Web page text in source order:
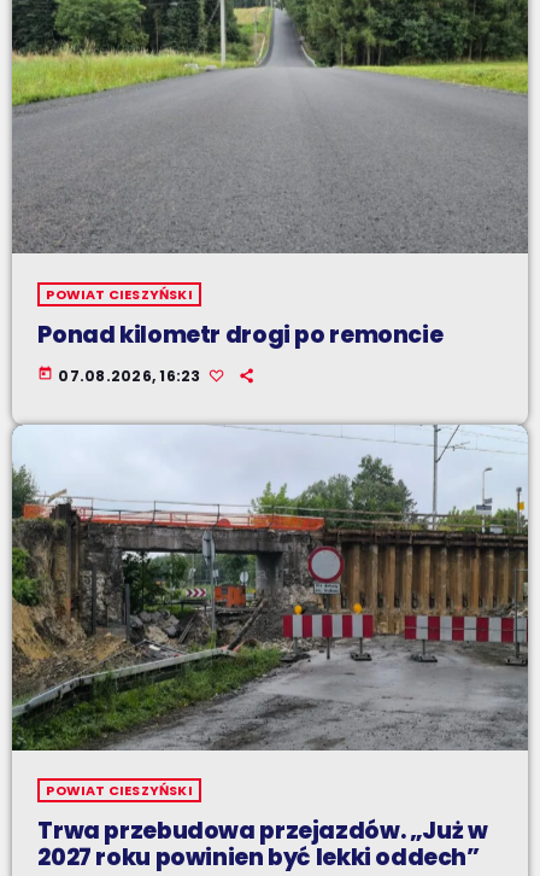
POWIAT CIESZYŃSKI
Ponad kilometr drogi po remoncie
today 07.08.2026, 16:23
POWIAT CIESZYŃSKI
Trwa przebudowa przejazdów. „Już w
2027 roku powinien być lekki oddech”